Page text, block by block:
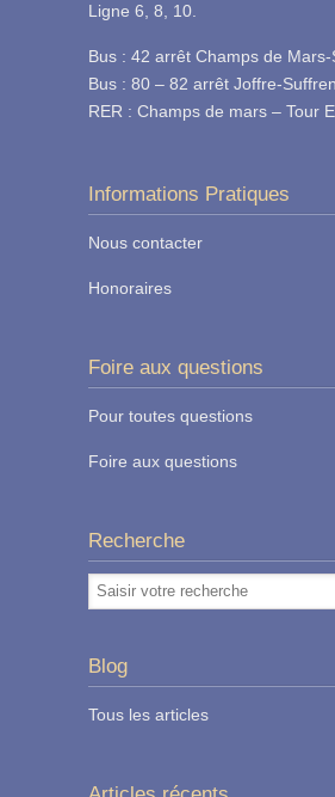
Ligne 6, 8, 10.
Bus : 42 arrêt Champs de Mars-
Bus : 80 – 82 arrêt Joffre-Suffren
RER : Champs de mars – Tour
Informations Pratiques
Nous contacter
Honoraires
Foire aux questions
Pour toutes questions
Foire aux questions
Recherche
Blog
Tous les articles